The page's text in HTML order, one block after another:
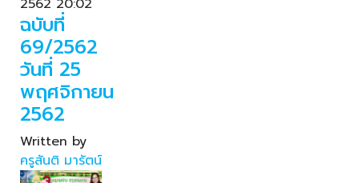
ฉบับที่
69/2562
วันที่ 25
พฤศจิกายน
2562
Written by
ครูสันติ มารัตน์